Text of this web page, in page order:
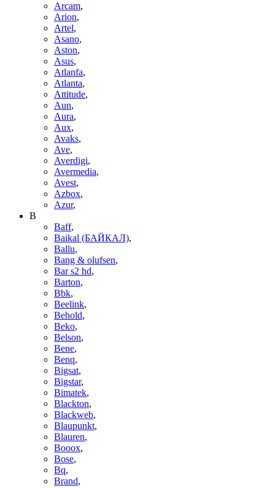
Arcam,
Arion,
Artel,
Asano,
Aston,
Asus,
Atlanfa,
Atlanta,
Attitude,
Aun,
Aura,
Aux,
Avaks,
Ave,
Averdigi,
Avermedia,
Avest,
Azbox,
Azur,
B
Baff,
Baikal (БАЙКАЛ),
Ballu,
Bang & olufsen,
Bar s2 hd,
Barton,
Bbk,
Beelink,
Behold,
Beko,
Belson,
Bene,
Benq,
Bigsat,
Bigstar,
Bimatek,
Blackton,
Blackweb,
Blaupunkt,
Blauren,
Booox,
Bose,
Bq,
Brand,